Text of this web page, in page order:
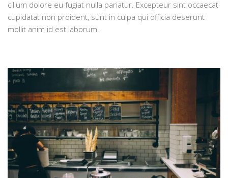
cillum dolore eu fugiat nulla pariatur. Excepteur sint occaecat
cupidatat non proident, sunt in culpa qui officia deserunt
mollit anim id est laborum.